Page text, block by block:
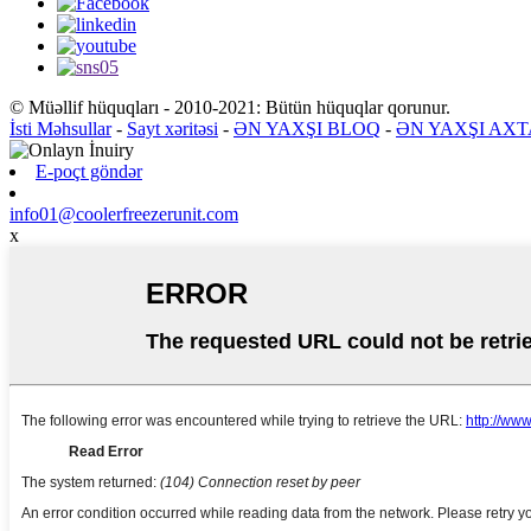
© Müəllif hüquqları - 2010-2021: Bütün hüquqlar qorunur.
İsti Məhsullar- Sayt xəritəsi - ƏN YAXŞI BLOQ - ƏN YAXŞI
E-poçt göndər
info01@coolerfreezerunit.com
x